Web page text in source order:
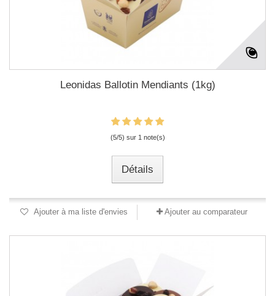
Leonidas Ballotin Mendiants (1kg)
(5/5) sur 1 note(s)
Détails
Ajouter à ma liste d'envies Ajouter au comparateur